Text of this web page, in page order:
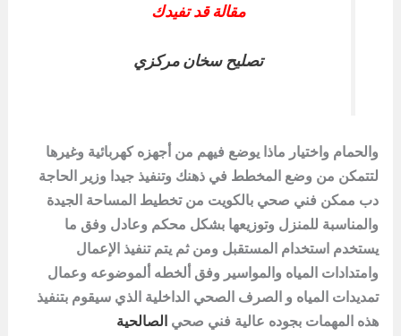
مقالة قد تفيدك
تصليح سخان مركزي
والحمام واختيار ماذا يوضع فيهم من أجهزه كهربائية وغيرها
لتتمكن من وضع المخطط في ذهنك وتنفيذ جيدا وزير الحاجة
دب ممكن فني صحي بالكويت من تخطيط المساحة الجيدة
والمناسبة للمنزل وتوزيعها بشكل محكم وعادل وفق ما
يستخدم استخدام المستقبل ومن ثم يتم تنفيذ الإعمال
وامتدادات المياه والمواسير وفق ألخطه ألموضوعه وعمال
تمديدات المياه و الصرف الصحي الداخلية الذي سيقوم بتنفيذ
هذه المهمات بجوده عالية فني صحي الصالحية